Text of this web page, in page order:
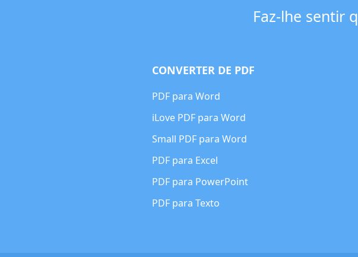
Faz-lhe sentir
CONVERTER DE PDF
PDF para Word
iLove PDF para Word
Small PDF para Word
PDF para Excel
PDF para PowerPoint
PDF para Texto